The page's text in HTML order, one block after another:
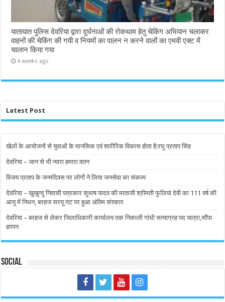
यातायात पुलिस देवरिया द्वारा दुर्घनाओं की रोकथाम हेतु चेकिंग अभियान चलाकर
वाहनों की चेकिंग की गयी व नियमों का पालन न करने वालों का एमवी एक्ट में
चालान किया गया
4 weeks ago
Latest Post
खेलों के आयोजनों से युवाओं के मानसिक एवं शारीरिक विकास होता है:रघू प्रताप सिंह
देवरिया – जान से भी प्यारा हमारा वतन
विजय प्रताप के जन्मदिवस पर लोगों ने लिया जनसेवा का संकल्प
देवरिया – खुखुन्दू निवासी पत्रकार सुभाष यादव की माताजी श्रीमती फुलियां देवी का 111 वर्ष की
आयु में निधन, बरहज सरयू तट पर हुआ अंतिम संस्कार
देवरिया – बरहज से लेकर जिलाधिकारी कार्यालय तक निकाली गांधी सत्याग्रह पद यात्रा,सौंपा
ज्ञापन
Social